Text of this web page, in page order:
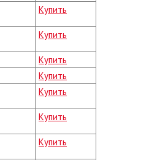
Купить
Купить
Купить
Купить
Купить
Купить
Купить